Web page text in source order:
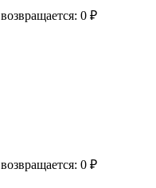
возвращается: 0 ₽
возвращается: 0 ₽